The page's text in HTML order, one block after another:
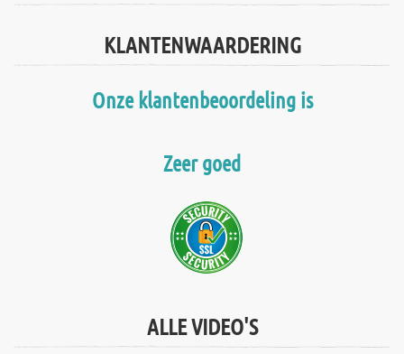
KLANTENWAARDERING
Onze klantenbeoordeling is
Zeer goed
ALLE VIDEO'S